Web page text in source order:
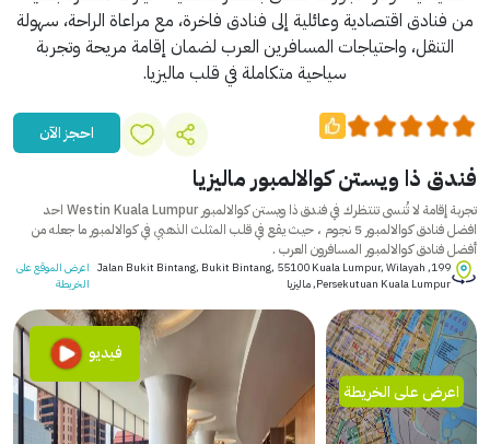
من فنادق اقتصادية وعائلية إلى فنادق فاخرة، مع مراعاة الراحة، سهولة
التنقل، واحتياجات المسافرين العرب لضمان إقامة مريحة وتجربة
سياحية متكاملة في قلب ماليزيا.
احجز الآن
فندق ذا ويستن كوالالمبور ماليزيا
تجربة إقامة لا تُنسى تنتظرك في فندق ذا ويستن كوالالمبور Westin Kuala Lumpur احد
افضل فنادق كوالالمبور 5 نجوم ، حيث يقع في قلب المثلث الذهبي في كوالالمبور ما جعله من
أفضل فنادق كوالالمبور المسافرون العرب .
199, Jalan Bukit Bintang, Bukit Bintang, 55100 Kuala Lumpur, Wilayah
Persekutuan Kuala Lumpur, ماليزيا
اعرض الموقع على
الخريطة
اعرض على الخريطة
فيديو